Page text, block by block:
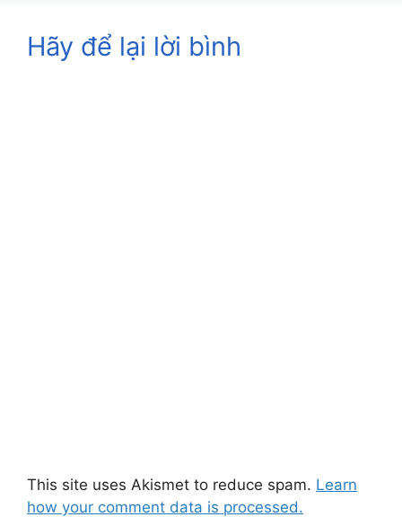
Hãy để lại lời bình
This site uses Akismet to reduce spam. Learn
how your comment data is processed.